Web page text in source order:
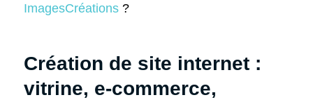
ImagesCréations?
Création de site internet :
vitrine, e-commerce,